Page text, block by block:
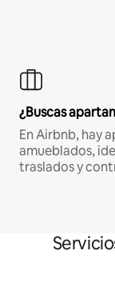
¿Buscas
En Airbnb, hay
amueblados,
traslados y